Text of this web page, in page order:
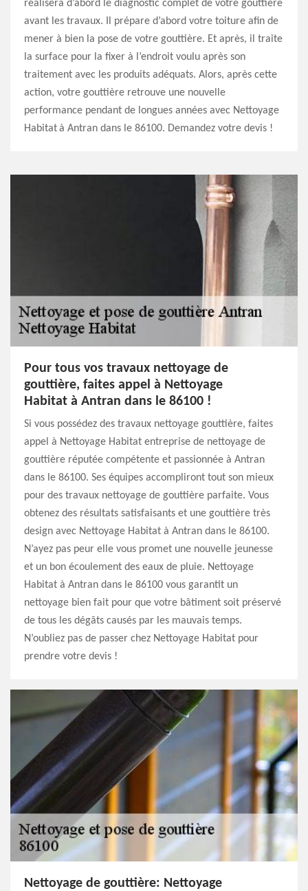
réalisera d’abord le diagnostic complet de votre gouttière
avant les travaux. Il prépare d’abord votre toiture afin de
mener à bien la pose de votre gouttière. Et après, il traite
la surface pour la fixer à l’endroit voulu après son
traitement avec les produits adéquats. Alors, après cette
action, votre gouttière retrouve une nouvelle
performance pendant de longues années avec Nettoyage
Habitat à Antran dans le 86100. Demandez votre devis !
Pour tous vos travaux nettoyage de
gouttière, faites appel à Nettoyage
Habitat à Antran dans le 86100 !
Si vous possédez des travaux nettoyage gouttière, faites
appel à Nettoyage Habitat entreprise de nettoyage de
gouttière réputée compétente et passionnée à Antran
dans le 86100. Ses équipes accompliront tout son mieux
pour des travaux nettoyage de gouttière parfaite. Vous
obtenez des résultats satisfaisants et une gouttière très
design avec Nettoyage Habitat à Antran dans le 86100.
N’ayez pas peur elle vous promet une nouvelle jeunesse
et un bon écoulement des eaux de pluie. Nettoyage
Habitat à Antran dans le 86100 vous garantit un
nettoyage bien fait pour que votre bâtiment soit préservé
de tous les dégâts causés par les mauvais temps.
N’oubliez pas de passer chez Nettoyage Habitat pour
prendre votre devis !
Nettoyage de gouttière: Nettoyage